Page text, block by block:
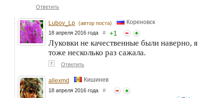
Ответить
Lubov_Lp (автор поста) Кореновск
18 апреля 2016 года # +1
Луковки не качественные были наверно, я
тоже несколько раз сажала.
↑ Ответить
allexmd Кишинев
18 апреля 2016 года #